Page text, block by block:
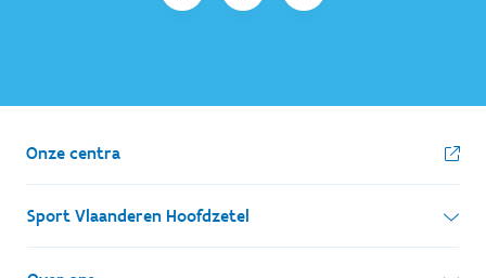
Onze centra
Sport Vlaanderen Hoofdzetel
Simon Bolivarlaan 17